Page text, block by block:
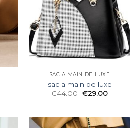
SAC A MAIN DE LUXE
sac a main de luxe
€44.00 €29.00